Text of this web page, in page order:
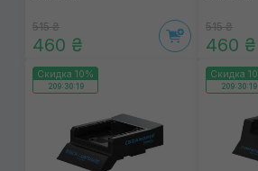
515 ₴
460 ₴
515 ₴
460 ₴
Скидка 10%
209:30:19
Скидка
209:30:19